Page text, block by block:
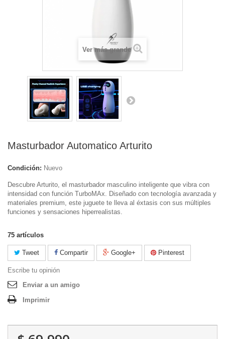
Ver más grande
Masturbador Automatico Arturito
Condición: Nuevo
Descubre Arturito, el masturbador masculino inteligente que vibra con
intensidad con función TurboMAx. Diseñado con tecnología avanzada y
materiales premium, este juguete te lleva al éxtasis con sus múltiples
funciones y sensaciones hiperrealistas.
75 artículos
Tweet Compartir Google+ Pinterest
Escribe tu opinión
Enviar a un amigo
Imprimir